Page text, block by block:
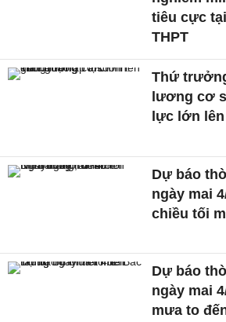
tiêu cực
THPT
Thứ
lương cơ
lực lớn
Dự báo
ngày mai
chiều tối
Dự báo
ngày mai
mưa to